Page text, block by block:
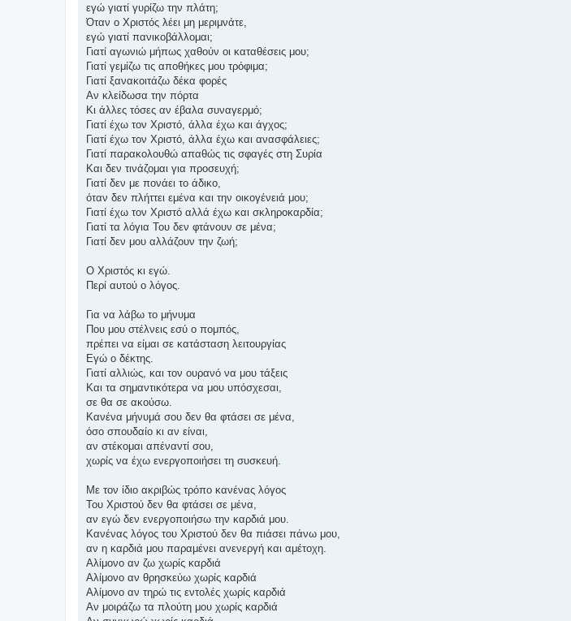
εγώ γιατί γυρίζω την πλάτη;
Όταν ο Χριστός λέει μη μεριμνάτε,
εγώ γιατί πανικοβάλλομαι;
Γιατί αγωνιώ μήπως χαθούν οι καταθέσεις μου;
Γιατί γεμίζω τις αποθήκες μου τρόφιμα;
Γιατί ξανακοιτάζω δέκα φορές
Αν κλείδωσα την πόρτα
Κι άλλες τόσες αν έβαλα συναγερμό;
Γιατί έχω τον Χριστό, άλλα έχω και άγχος;
Γιατί έχω τον Χριστό, άλλα έχω και ανασφάλειες;
Γιατί παρακολουθώ απαθώς τις σφαγές στη Συρία
Και δεν τινάζομαι για προσευχή;
Γιατί δεν με πονάει το άδικο,
όταν δεν πλήττει εμένα και την οικογένειά μου;
Γιατί έχω τον Χριστό αλλά έχω και σκληροκαρδία;
Γιατί τα λόγια Του δεν φτάνουν σε μένα;
Γιατί δεν μου αλλάζουν την ζωή;
Ο Χριστός κι εγώ.
Περί αυτού ο λόγος.
Για να λάβω το μήνυμα
Που μου στέλνεις εσύ ο πομπός,
πρέπει να είμαι σε κατάσταση λειτουργίας
Εγώ ο δέκτης.
Γιατί αλλιώς, και τον ουρανό να μου τάξεις
Και τα σημαντικότερα να μου υπόσχεσαι,
σε θα σε ακούσω.
Κανένα μήνυμά σου δεν θα φτάσει σε μένα,
όσο σπουδαίο κι αν είναι,
αν στέκομαι απέναντί σου,
χωρίς να έχω ενεργοποιήσει τη συσκευή.
Με τον ίδιο ακριβώς τρόπο κανένας λόγος
Του Χριστού δεν θα φτάσει σε μένα,
αν εγώ δεν ενεργοποιήσω την καρδιά μου.
Κανένας λόγος του Χριστού δεν θα πιάσει πάνω μου,
αν η καρδιά μου παραμένει ανενεργή και αμέτοχη.
Αλίμονο αν ζω χωρίς καρδιά
Αλίμονο αν θρησκεύω χωρίς καρδιά
Αλίμονο αν τηρώ τις εντολές χωρίς καρδιά
Αν μοιράζω τα πλούτη μου χωρίς καρδιά